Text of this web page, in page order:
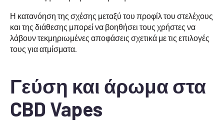
Η κατανόηση της σχέσης μεταξύ του προφίλ του στελέχους
και της διάθεσης μπορεί να βοηθήσει τους χρήστες να
λάβουν τεκμηριωμένες αποφάσεις σχετικά με τις επιλογές
τους για ατμίσματα.
Γεύση και άρωμα στα
CBD Vapes